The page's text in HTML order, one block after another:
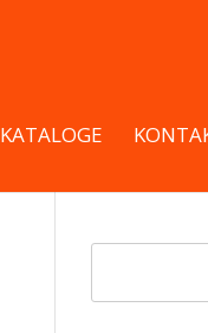
KATALOGE